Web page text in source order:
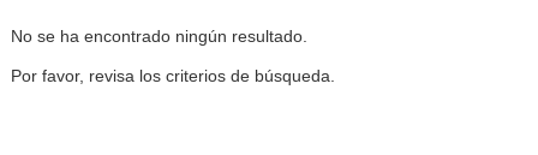
No se ha encontrado ningún resultado.
Por favor, revisa los criterios de búsqueda.